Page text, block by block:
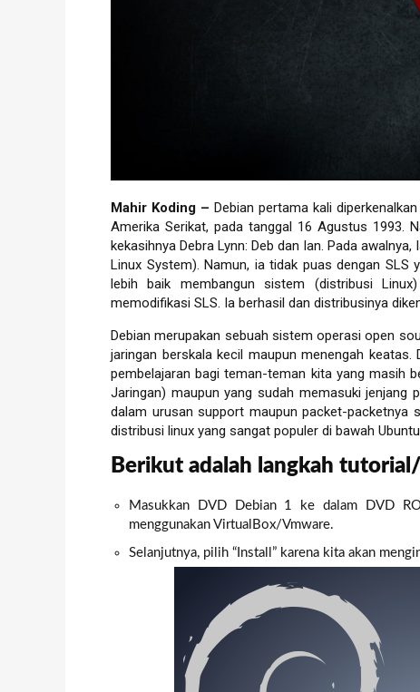
Mahir Koding – Debian pertama kali
Amerika Serikat, pada tanggal 16 Agustus 1993.
kekasihnya Debra Lynn: Deb dan Ian. Pada
Linux System). Namun, ia tidak puas dengan
lebih baik membangun sistem (distribusi
memodifikasi SLS. Ia berhasil dan distribusinya
Debian merupakan sebuah sistem operasi open
jaringan berskala kecil maupun menengah
pembelajaran bagi teman-teman kita yang masih
Jaringan) maupun yang sudah memasuki jenjang
dalam urusan support maupun packet-packetnya
distribusi linux yang sangat populer di bawah Ubuntu.
Berikut adalah langkah
Masukkan DVD Debian 1 ke dalam DVD
menggunakan VirtualBox/Vmware.
Selanjutnya, pilih “Install” karena kita akan